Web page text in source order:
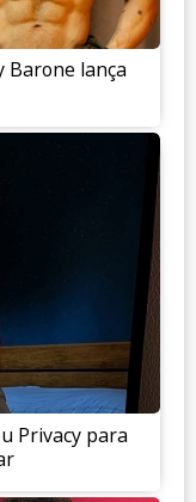
Barone lança
Privacy para